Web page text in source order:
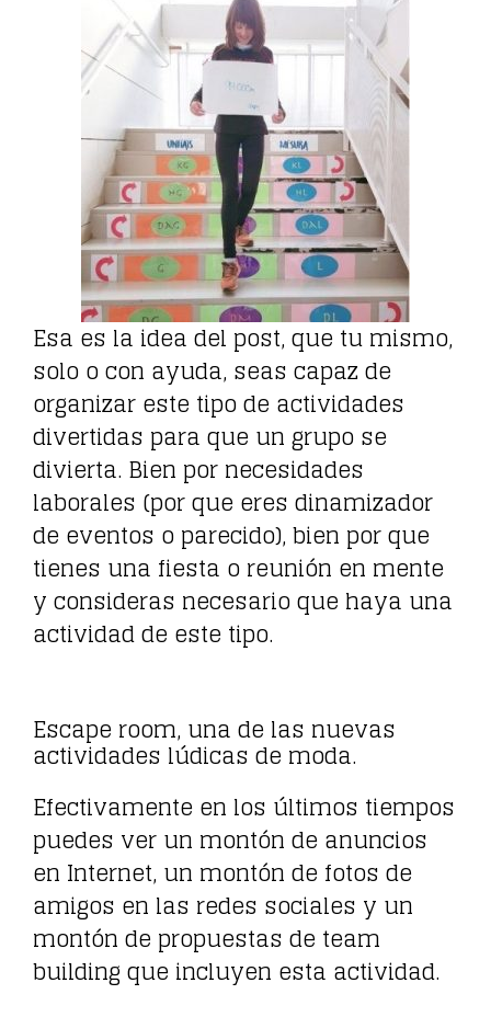
Esa es la idea del post, que tu mismo,
solo o con ayuda, seas capaz de
organizar este tipo de actividades
divertidas para que un grupo se
divierta. Bien por necesidades
laborales (por que eres dinamizador
de eventos o parecido), bien por que
tienes una fiesta o reunión en mente
y consideras necesario que haya una
actividad de este tipo.
Escape room, una de las nuevas
actividades lúdicas de moda.
Efectivamente en los últimos tiempos
puedes ver un montón de anuncios
en Internet, un montón de fotos de
amigos en las redes sociales y un
montón de propuestas de team
building que incluyen esta actividad.